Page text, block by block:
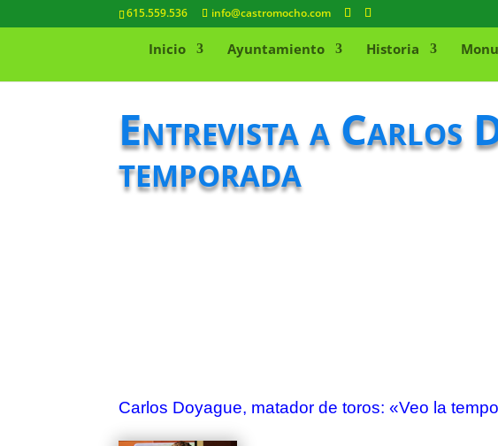
615.559.536 info@castromocho.com
Inicio Ayuntamiento Historia
Entrevista a Carlos
temporada
Carlos Doyague, matador de toros: «Veo la